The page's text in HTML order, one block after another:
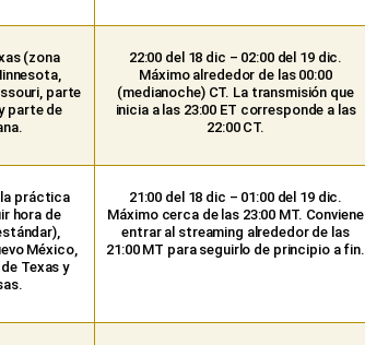
(zona
parte
parte de
22:00 del 18 dic – 02:00 del 19 dic.
Máximo alrededor de las 00:00
(medianoche) CT. La transmisión que
inicia a las 23:00 ET corresponde a las
22:00 CT.
práctica
hora de
México,
Texas y
21:00 del 18 dic – 01:00 del 19 dic.
Máximo cerca de las 23:00 MT. Conviene
entrar al streaming alrededor de las
21:00 MT para seguirlo de principio a fin.